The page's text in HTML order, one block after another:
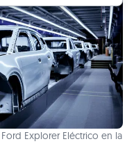
Explorer Eléctrico en la